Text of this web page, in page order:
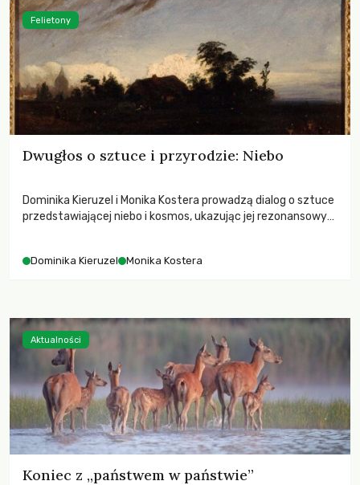
Dwugłos o sztuce i przyrodzie: Niebo
Dominika Kieruzel i Monika Kostera prowadzą dialog o sztuce
przedstawiającej niebo i kosmos, ukazując jej rezonansowy
Dominika Kieruzel Monika Kostera
Felietony
Koniec z „państwem w państwie”
Aktualności